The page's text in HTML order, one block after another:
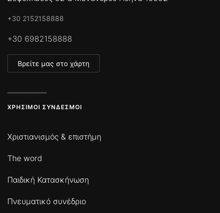
+30 2152158888
+30 6982158888
Βρείτε μας στο χάρτη
ΧΡΉΣΙΜΟΙ ΣΎΝΔΕΣΜΟΙ
Χριστιανισμός & επιστήμη
The word
Παιδική Κατασκήνωση
Πνευματικό συνέδριο